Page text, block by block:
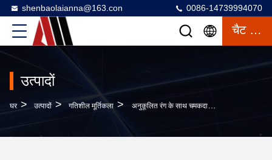
shenbaolaianna@163.con 0086-14739994070
चैट करना
उत्पादों
घर > उत्पादों > गतिशील मूर्तिकला > अनुकूलित रंग के साथ चमकदार इरिडेसेंट ग्लेज़्ड इंटरैक्टिव कोई फिश एफआरपी मूर्तिकला